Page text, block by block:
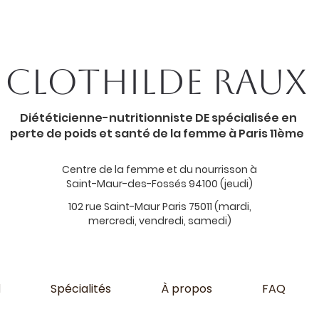
Clothilde Raux
Diététicienne-nutritionniste DE spécialisée en
perte de poids et santé de la femme à Paris 11ème
Centre de la femme et du nourrisson à
Saint-Maur-des-Fossés 94100 (jeudi)
102 rue Saint-Maur Paris 75011 (mardi,
mercredi, vendredi, samedi)
Spécialités À propos FAQ